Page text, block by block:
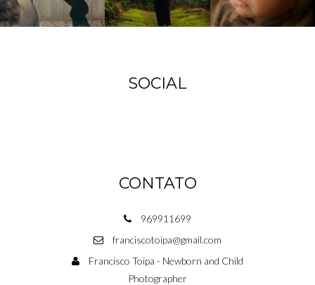
SOCIAL
CONTATO
969911699
franciscotoipa@gmail.com
Francisco Toipa - Newborn and Child
Photographer